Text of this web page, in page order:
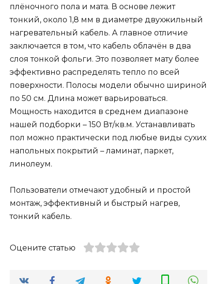
плёночного пола и мата. В основе лежит
тонкий, около 1,8 мм в диаметре двухжильный
нагревательный кабель. А главное отличие
заключается в том, что кабель облачён в два
слоя тонкой фольги. Это позволяет мату более
эффективно распределять тепло по всей
поверхности. Полосы модели обычно шириной
по 50 см. Длина может варьироваться.
Мощность находится в среднем диапазоне
нашей подборки – 150 Вт/кв.м. Устанавливать
пол можно практически под любые виды сухих
напольных покрытий – ламинат, паркет,
линолеум.
Пользователи отмечают удобный и простой
монтаж, эффективный и быстрый нагрев,
тонкий кабель.
Оцените статью